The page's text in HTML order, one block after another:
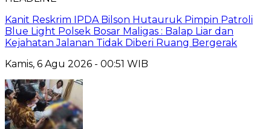
Kanit Reskrim IPDA Bilson Hutauruk Pimpin Patroli
Blue Light Polsek Bosar Maligas : Balap Liar dan
Kejahatan Jalanan Tidak Diberi Ruang Bergerak
Kamis, 6 Agu 2026 - 00:51 WIB